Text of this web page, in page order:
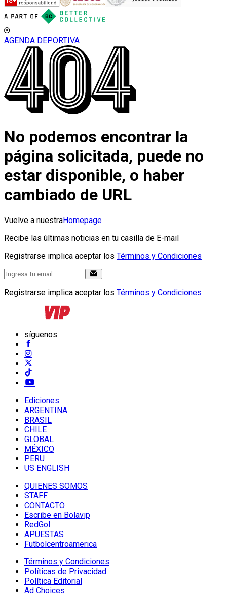
AGENDA DEPORTIVA
No podemos encontrar la
página solicitada, puede no
estar disponible, o haber
cambiado de URL
Vuelve a nuestraHomepage
Recibe las últimas noticias en tu casilla de E-mail
Registrarse implica aceptar los Términos y Condiciones
Registrarse implica aceptar los Términos y Condiciones
síguenos
Ediciones
ARGENTINA
BRASIL
CHILE
GLOBAL
MÉXICO
PERU
US ENGLISH
QUIENES SOMOS
STAFF
CONTACTO
Escribe en Bolavip
RedGol
APUESTAS
Futbolcentroamerica
Términos y Condiciones
Políticas de Privacidad
Política Editorial
Ad Choices